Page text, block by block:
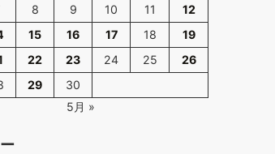
8 9 10 11
12
15 16 17 18
19
22 23 24 25
26
29
30
5月 »